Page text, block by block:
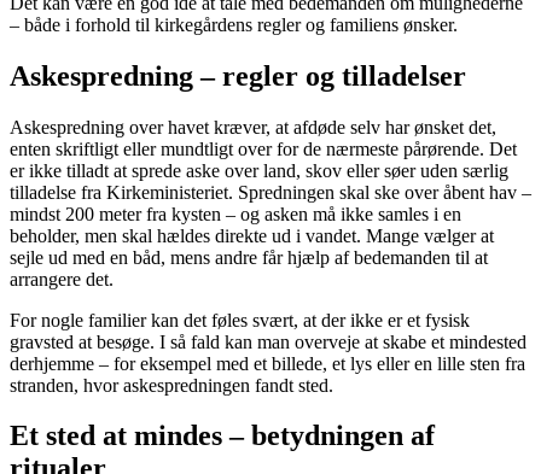
– både i forhold til kirkegårdens regler og familiens ønsker.
Askespredning – regler og tilladelser
Askespredning over havet kræver, at afdøde selv har ønsket det,
enten skriftligt eller mundtligt over for de nærmeste pårørende. Det
er ikke tilladt at sprede aske over land, skov eller søer uden særlig
tilladelse fra Kirkeministeriet. Spredningen skal ske over åbent hav –
mindst 200 meter fra kysten – og asken må ikke samles i en
beholder, men skal hældes direkte ud i vandet. Mange vælger at
sejle ud med en båd, mens andre får hjælp af bedemanden til at
arrangere det.
For nogle familier kan det føles svært, at der ikke er et fysisk
gravsted at besøge. I så fald kan man overveje at skabe et mindested
derhjemme – for eksempel med et billede, et lys eller en lille sten fra
stranden, hvor askespredningen fandt sted.
Et sted at mindes – betydningen af